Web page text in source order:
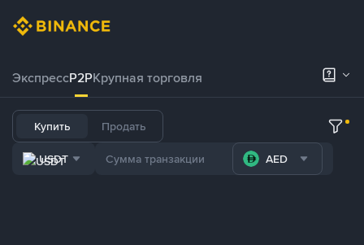
ЭкспрессP2PКрупная торговля
Купить Продать
USDT AED